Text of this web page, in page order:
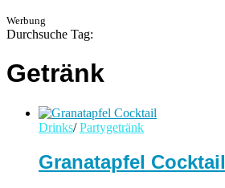
Werbung
Durchsuche Tag:
Getränk
Drinks/ Partygetränk
Granatapfel Cocktail